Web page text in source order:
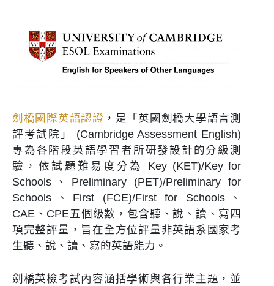
劍橋國際英語認證 ，是「英國劍橋大學語言測
評考試院」 (Cambridge Assessment English)
專為各階段英語學習者所研發設計的分級測
驗，依試題難易度分為 Key (KET)/Key for
Schools、Preliminary (PET)/Preliminary for
Schools、First (FCE)/First for Schools、
CAE、CPE五個級數，包含聽、說、讀、寫四
項完整評量，旨在全方位評量非英語系國家考
生聽、說、讀、寫的英語能力。
劍橋英檢考試內容涵括學術與各行業主題，並